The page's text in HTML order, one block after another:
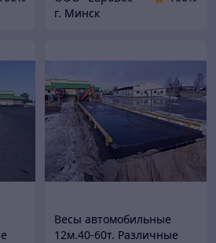
г. Минск
Весы автомобильные
12м.40-60т. Различные